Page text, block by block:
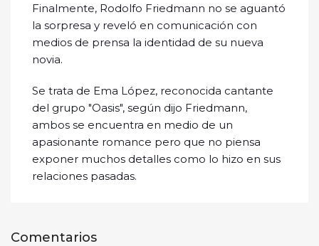
Finalmente, Rodolfo Friedmann no se aguantó
la sorpresa y reveló en comunicación con
medios de prensa la identidad de su nueva
novia.
Se trata de Ema López, reconocida cantante
del grupo "Oasis", según dijo Friedmann,
ambos se encuentra en medio de un
apasionante romance pero que no piensa
exponer muchos detalles como lo hizo en sus
relaciones pasadas.
Comentarios